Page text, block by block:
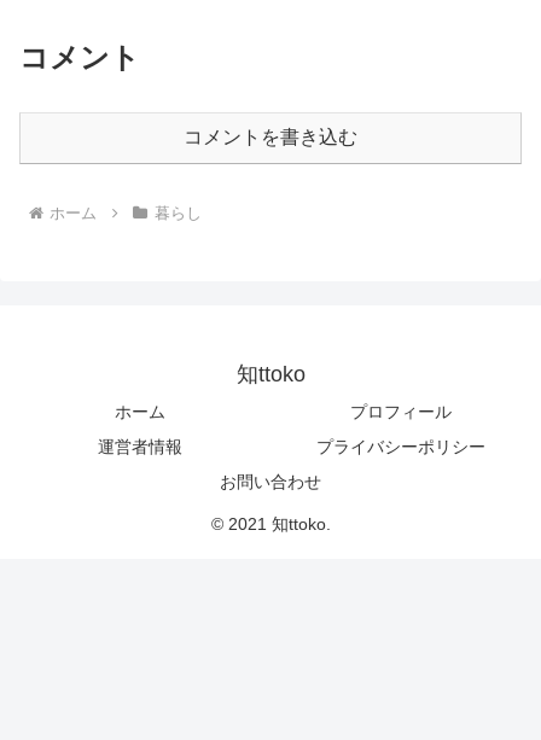
コメント
コメントを書き込む
ホーム 暮らし
知ttoko
ホーム
プロフィール
運営者情報
プライバシーポリシー
お問い合わせ
© 2021 知ttoko.